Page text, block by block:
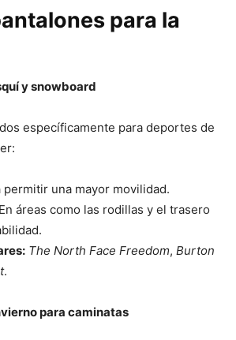
para la
y snowboard
específicamente para deportes de
permitir una mayor movilidad.
En áreas como las rodillas y el trasero
The North Face Freedom, Burton
.
para caminatas